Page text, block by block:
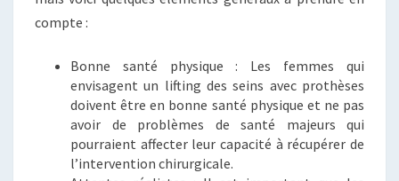
compte :
Bonne santé physique : Les femmes qui
envisagent un lifting des seins avec prothèses
doivent être en bonne santé physique et ne pas
avoir de problèmes de santé majeurs qui
pourraient affecter leur capacité à récupérer de
l’intervention chirurgicale.